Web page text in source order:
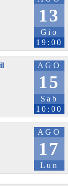
13
Gio
19:00
AGO
15
Sab
10:00
AGO
17
Lun